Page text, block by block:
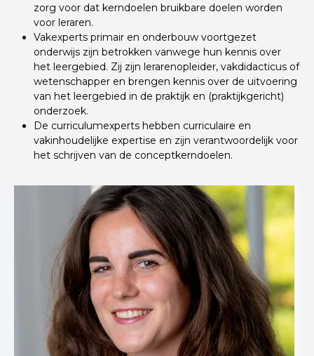
zorg voor dat kerndoelen bruikbare doelen worden
voor leraren.
Vakexperts primair en onderbouw voortgezet
onderwijs zijn betrokken vanwege hun kennis over
het leergebied. Zij zijn lerarenopleider, vakdidacticus of
wetenschapper en brengen kennis over de uitvoering
van het leergebied in de praktijk en (praktijkgericht)
onderzoek.
De curriculumexperts hebben curriculaire en
vakinhoudelijke expertise en zijn verantwoordelijk voor
het schrijven van de conceptkerndoelen.